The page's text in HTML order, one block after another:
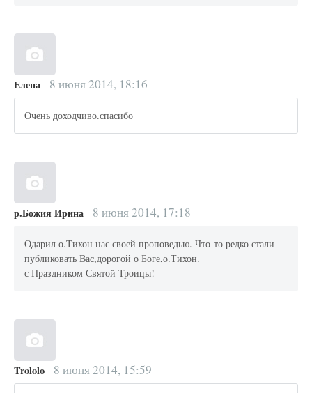
Елена 8 июня 2014, 18:16
Очень доходчиво.спасибо
р.Божия Ирина 8 июня 2014, 17:18
Одарил о.Тихон нас своей проповедью. Что-то редко стали
публиковать Вас,дорогой о Боге,о.Тихон.
с Праздником Святой Троицы!
Trololo 8 июня 2014, 15:59